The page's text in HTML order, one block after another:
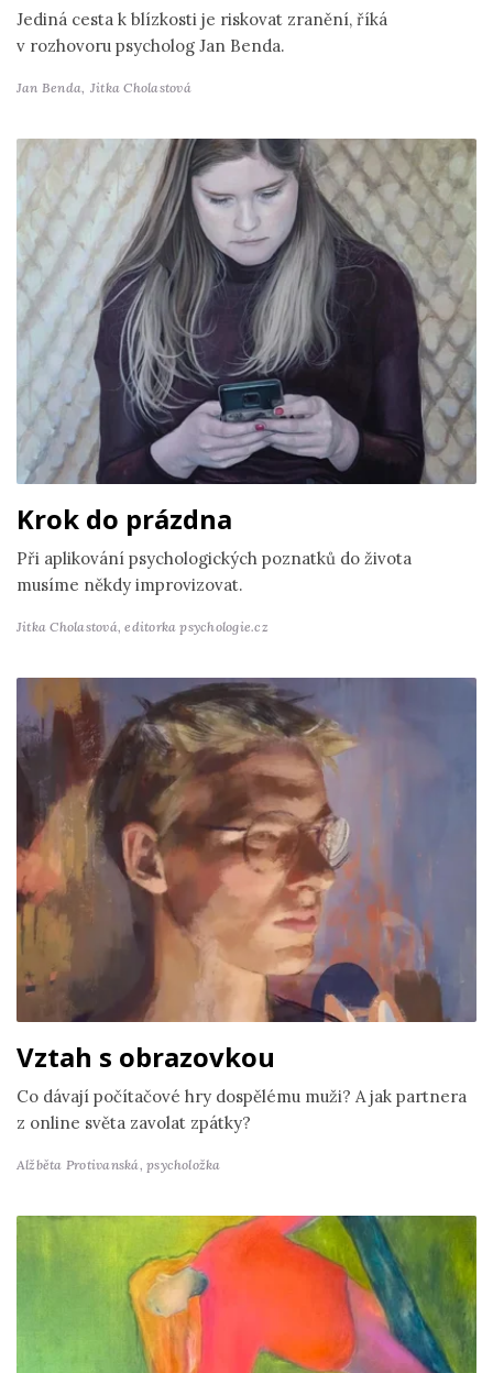
Jediná cesta k blízkosti je riskovat zranění, říká
v rozhovoru psycholog Jan Benda.
Jan Benda, Jitka Cholastová
Krok do prázdna
Při aplikování psychologických poznatků do života
musíme někdy improvizovat.
Jitka Cholastová,editorka psychologie.cz
Vztah s obrazovkou
Co dávají počítačové hry dospělému muži? A jak partnera
z online světa zavolat zpátky?
Alžběta Protivanská,psycholožka